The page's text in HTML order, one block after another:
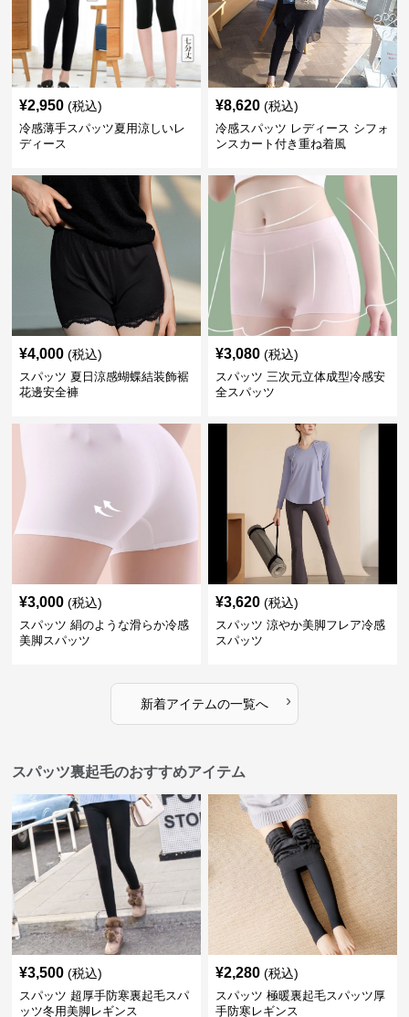
¥2,950 (税込)
冷感薄手スパッツ夏用涼しいレ
ディース
¥8,620 (税込)
冷感スパッツ レディース シフォ
ンスカート付き重ね着風
¥4,000 (税込)
スパッツ 夏日涼感蝴蝶結装飾裾
花邊安全褲
¥3,080 (税込)
スパッツ 三次元立体成型冷感安
全スパッツ
¥3,000 (税込)
スパッツ 絹のような滑らか冷感
美脚スパッツ
¥3,620 (税込)
スパッツ 涼やか美脚フレア冷感
スパッツ
新着アイテムの一覧へ ›
スパッツ裏起毛のおすすめアイテム
¥3,500 (税込)
スパッツ 超厚手防寒裏起毛スパ
ッツ冬用美脚レギンス
¥2,280 (税込)
スパッツ 極暖裏起毛スパッツ厚
手防寒レギンス